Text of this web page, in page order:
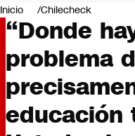
Negocios
Deportes
Programas completos
Cultura
Servicios
Bits
CNN tiempo
Futuro 360
Inicio Chilecheck
“Donde
problema
educación